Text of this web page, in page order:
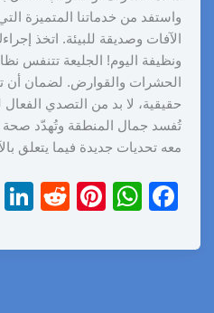
واستفد من خدماتنا المتميزة
الآفات وصديقة للبيئة. اتخذ
ونظيفة اليوم! الجليعة تتنفس
الحشرات والقوارض. لضمان أن
حقيقية، لا بد من التصدي
تُفسد جمال المنطقة وتُهدّد
معه تحديات جديدة فيما يتعلق
F
c
W
at
Pi
er
R
d